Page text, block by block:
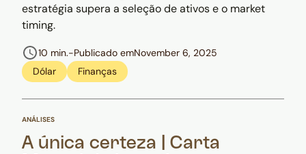
estratégia supera a seleção de ativos e o market
timing.
10 min.-Publicado emNovember 6, 2025
Dólar
Finanças
ANÁLISES
A única certeza | Carta